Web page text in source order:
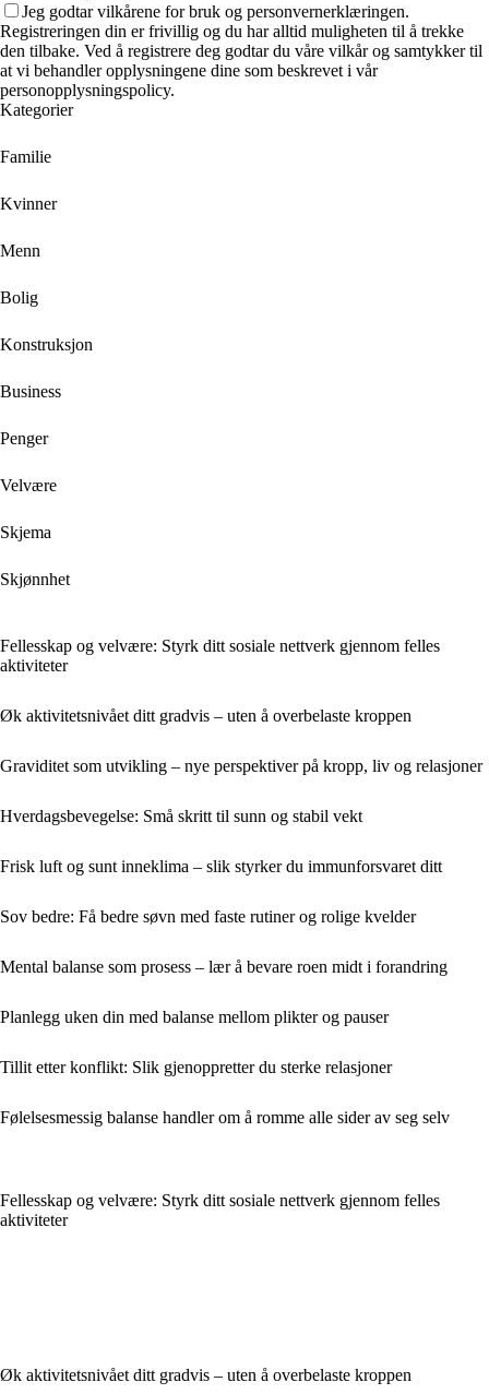
Jeg godtar vilkårene for bruk og personvernerklæringen.
Registreringen din er frivillig og du har alltid muligheten til å trekke
den tilbake. Ved å registrere deg godtar du våre vilkår og samtykker til
at vi behandler opplysningene dine som beskrevet i vår
personopplysningspolicy.
Kategorier
Familie
Kvinner
Menn
Bolig
Konstruksjon
Business
Penger
Velvære
Skjema
Skjønnhet
Fellesskap og velvære: Styrk ditt sosiale nettverk gjennom felles
aktiviteter
Øk aktivitetsnivået ditt gradvis – uten å overbelaste kroppen
Graviditet som utvikling – nye perspektiver på kropp, liv og relasjoner
Hverdagsbevegelse: Små skritt til sunn og stabil vekt
Frisk luft og sunt inneklima – slik styrker du immunforsvaret ditt
Sov bedre: Få bedre søvn med faste rutiner og rolige kvelder
Mental balanse som prosess – lær å bevare roen midt i forandring
Planlegg uken din med balanse mellom plikter og pauser
Tillit etter konflikt: Slik gjenoppretter du sterke relasjoner
Følelsesmessig balanse handler om å romme alle sider av seg selv
Fellesskap og velvære: Styrk ditt sosiale nettverk gjennom felles
aktiviteter
Øk aktivitetsnivået ditt gradvis – uten å overbelaste kroppen